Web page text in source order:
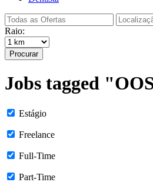
Raio:
Procurar
Jobs tagged
Estágio
Freelance
Full-Time
Part-Time